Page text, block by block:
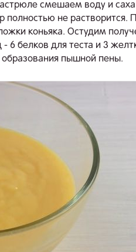
смешаем воду и
полностью не растворится.
коньяка. Остудим
6 белков для теста и 3
пышной пены.